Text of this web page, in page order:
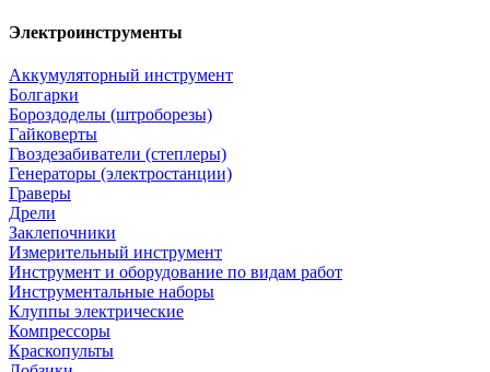
Электроинструменты
Аккумуляторный инструмент
Болгарки
Бороздоделы (штроборезы)
Гайковерты
Гвоздезабиватели (степлеры)
Генераторы (электростанции)
Граверы
Дрели
Заклепочники
Измерительный инструмент
Инструмент и оборудование по видам работ
Инструментальные наборы
Клуппы электрические
Компрессоры
Краскопульты